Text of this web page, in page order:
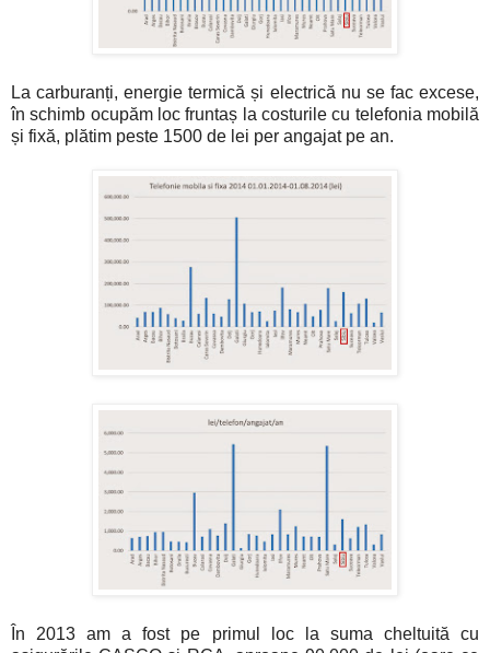
La carburanți, energie termică și electrică nu se fac excese,
în schimb ocupăm loc fruntaș la costurile cu telefonia mobilă
și fixă, plătim peste 1500 de lei per angajat pe an.
În 2013 am a fost pe primul loc la suma cheltuită cu